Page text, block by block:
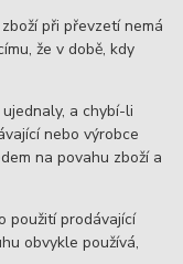
při převzetí nemá
že v době, kdy
a chybí-li
nebo výrobce
na povahu zboží a
použití prodávající
obvykle používá,